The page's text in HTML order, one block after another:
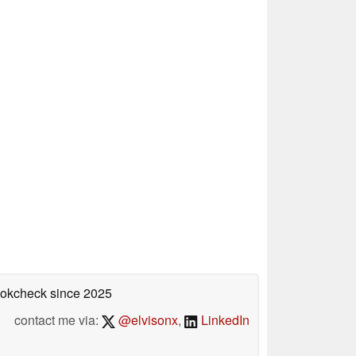
since 2025
contact me via:
@elvisonx, LinkedIn